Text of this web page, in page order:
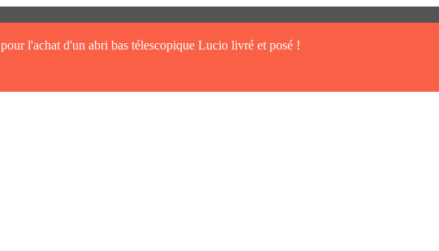
pour l'achat d'un abri bas télescopique Lucio livré et posé !